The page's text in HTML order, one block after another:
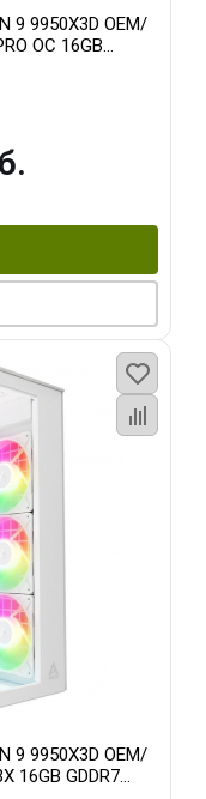
9 9950X3D OEM/
OC 16GB
9 9950X3D OEM/
16GB GDDR7